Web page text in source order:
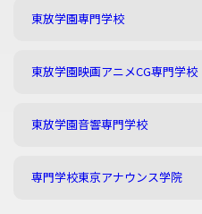
東放学園専門学校
東放学園映画アニメCG専門学校
東放学園音響専門学校
専門学校東京アナウンス学院